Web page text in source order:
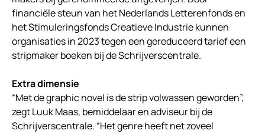
financiële steun van het Nederlands Letterenfonds en
het Stimuleringsfonds Creatieve Industrie kunnen
organisaties in 2023 tegen een gereduceerd tarief een
stripmaker boeken bij de Schrijverscentrale.
Extra dimensie
“Met de graphic novel is de strip volwassen geworden”,
zegt Luuk Maas, bemiddelaar en adviseur bij de
Schrijverscentrale. “Het genre heeft net zoveel